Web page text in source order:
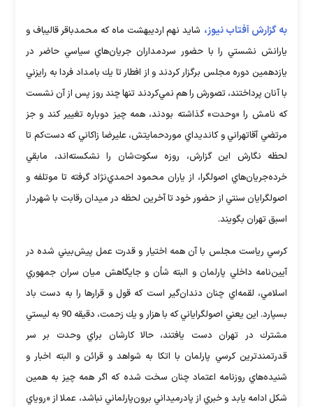
به گزارش آفتاب نیوز، شايد نهم ارديبهشت ‌ماه كه محمدباقر قاليباف و
يارانش نشستي را با حضور سردمداران جريان‌هاي سياسي حاضر در
يازدهمين دوره مجلس برگزار كردند و از افطار تا يك بامداد فردا به رايزني
با آنان پرداختند، تصورش را هم نمي‌كردند تنها چند روز پس از آن نشست
كه نامش را «وحدت» گذاشته بودند، همه ‌چيز دوباره تغيير كند و جز
مرتضي آقاتهراني و كانديداي موردحمايتش، عليرضا زاكاني كه دست‌كم تا
لحظه نگارش اين گزارش، روزه سكوت‌شان را نشكسته‌اند، مابقي
خرده‌جريان‌هاي اصولگرا، از ياران محمود احمدي‌نژاد گرفته تا موتلفه و
اصولگرايان سنتي از حضور خود تا آخرين لحظه در ميدان رقابت با شهردار
اسبق تهران بگويند.
كرسي رياست مجلس با آن همه اختيار و قدرت عمل پيش‌بيني شده در
آيين‌نامه داخلي پارلمان و البته شأن و جايگاهش ميان سران جمهوري
اسلامي، لقمه‌اي چنان دندان‌گير است كه قول و قرارها را به دست باد
بسپارد. اين يعني اصولگراياني كه با هزار و يك زحمت، دقيقه 90 به ليستي
مشترك در تهران دست يافتند، حالا كارشان براي وحدت بر سر
قدرتمندترين كرسي پارلمان با اتكا به شواهد و قرائن و البته اخبار و
شنيده‌هاي روزنامه اعتماد چنان سخت شده كه اگر همه ‌چيز به همين
شكل ادامه يابد و خبري از پادرميداني برون‌پارلماني نباشد، عملا از «روياي